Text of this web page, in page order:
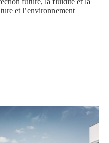
et l’environnement